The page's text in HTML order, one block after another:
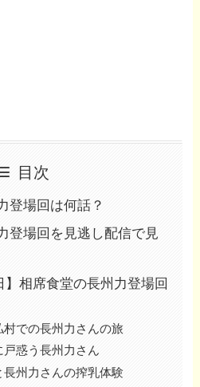
目次
登場回は何話？
登場回を見逃し配信で見
】相席食堂の長州力登場回
村での長州力さんの旅
惑う長州力さん
長州力さんの搾乳体験